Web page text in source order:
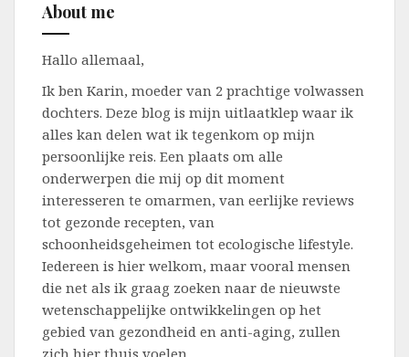
About me
Hallo allemaal,
Ik ben Karin, moeder van 2 prachtige volwassen
dochters. Deze blog is mijn uitlaatklep waar ik
alles kan delen wat ik tegenkom op mijn
persoonlijke reis. Een plaats om alle
onderwerpen die mij op dit moment
interesseren te omarmen, van eerlijke reviews
tot gezonde recepten, van
schoonheidsgeheimen tot ecologische lifestyle.
Iedereen is hier welkom, maar vooral mensen
die net als ik graag zoeken naar de nieuwste
wetenschappelijke ontwikkelingen op het
gebied van gezondheid en anti-aging, zullen